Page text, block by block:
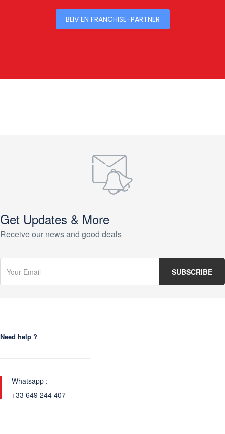
BLIV EN FRANCHISE-PARTNER
Get Updates & More
Receive our news and good deals
Need help ?
Whatsapp :
+33 649 244 407